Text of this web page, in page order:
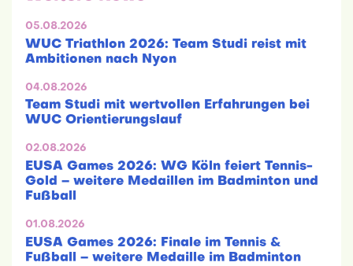
05.08.2026
WUC Triathlon 2026: Team Studi reist mit
Ambitionen nach Nyon
04.08.2026
Team Studi mit wertvollen Erfahrungen bei
WUC Orientierungslauf
02.08.2026
EUSA Games 2026: WG Köln feiert Tennis-
Gold – weitere Medaillen im Badminton und
Fußball
01.08.2026
EUSA Games 2026: Finale im Tennis &
Fußball – weitere Medaille im Badminton